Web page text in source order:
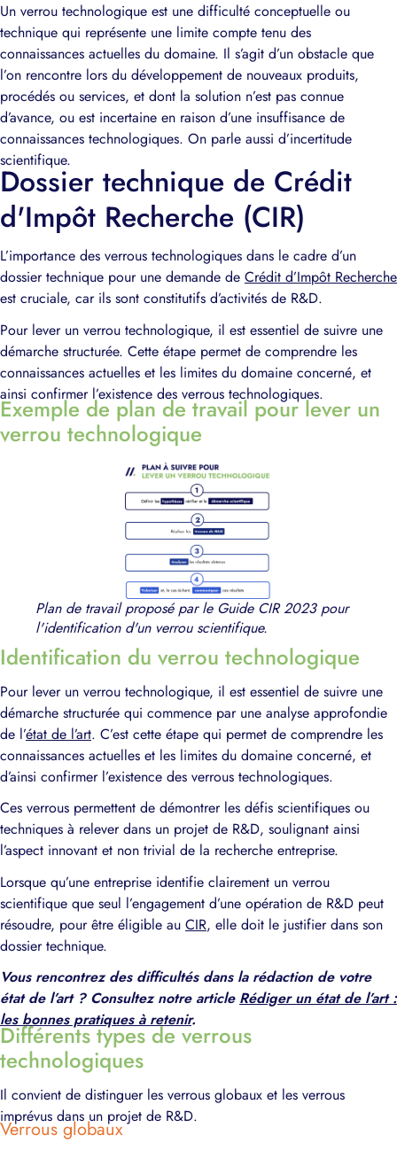
Un verrou technologique est une difficulté conceptuelle ou
technique qui représente une limite compte tenu des
connaissances actuelles du domaine. Il s’agit d’un obstacle que
l’on rencontre lors du développement de nouveaux produits,
procédés ou services, et dont la solution n’est pas connue
d’avance, ou est incertaine en raison d’une insuffisance de
connaissances technologiques. On parle aussi d’incertitude
scientifique.
Dossier technique de Crédit
d'Impôt Recherche (CIR)
L’importance des verrous technologiques dans le cadre d’un
dossier technique pour une demande de Crédit d’Impôt Recherche
est cruciale, car ils sont constitutifs d’activités de R&D.
Pour lever un verrou technologique, il est essentiel de suivre une
démarche structurée. Cette étape permet de comprendre les
connaissances actuelles et les limites du domaine concerné, et
ainsi confirmer l’existence des verrous technologiques.
Exemple de plan de travail pour lever un
verrou technologique
Plan de travail proposé par le Guide CIR 2023 pour
l'identification d'un verrou scientifique.
Identification du verrou technologique
Pour lever un verrou technologique, il est essentiel de suivre une
démarche structurée qui commence par une analyse approfondie
de l’état de l’art. C’est cette étape qui permet de comprendre les
connaissances actuelles et les limites du domaine concerné, et
d’ainsi confirmer l’existence des verrous technologiques.
Ces verrous permettent de démontrer les défis scientifiques ou
techniques à relever dans un projet de R&D, soulignant ainsi
l’aspect innovant et non trivial de la recherche entreprise.
Lorsque qu’une entreprise identifie clairement un verrou
scientifique que seul l’engagement d’une opération de R&D peut
résoudre, pour être éligible au CIR, elle doit le justifier dans son
dossier technique.
Vous rencontrez des difficultés dans la rédaction de votre
état de l’art ? Consultez notre article Rédiger un état de l’art :
les bonnes pratiques à retenir.
Différents types de verrous
technologiques
Il convient de distinguer les verrous globaux et les verrous
imprévus dans un projet de R&D.
Verrous globaux